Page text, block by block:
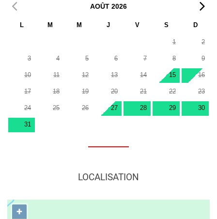
AOÛT 2026
L M M J V S D
1 2
3 4 5 6 7 8 9
10 11 12 13 14 15 16
17 18 19 20 21 22 23
24 25 26 27 28 29 30
31
LOCALISATION
+